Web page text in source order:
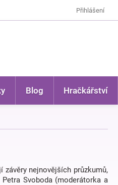
Přihlášení
Blog Hračkářství
nejnovějších průzkumů,
Svoboda (moderátorka a